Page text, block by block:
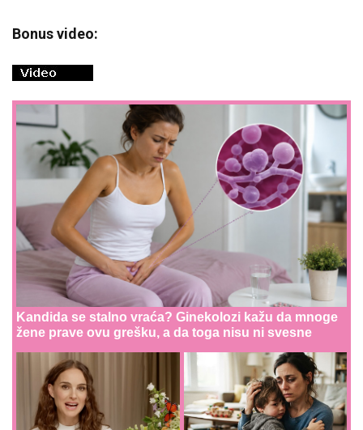
Bonus video:
Kandida se stalno vraća? Ginekolozi kažu da mnoge
žene prave ovu grešku, a da toga nisu ni svesne